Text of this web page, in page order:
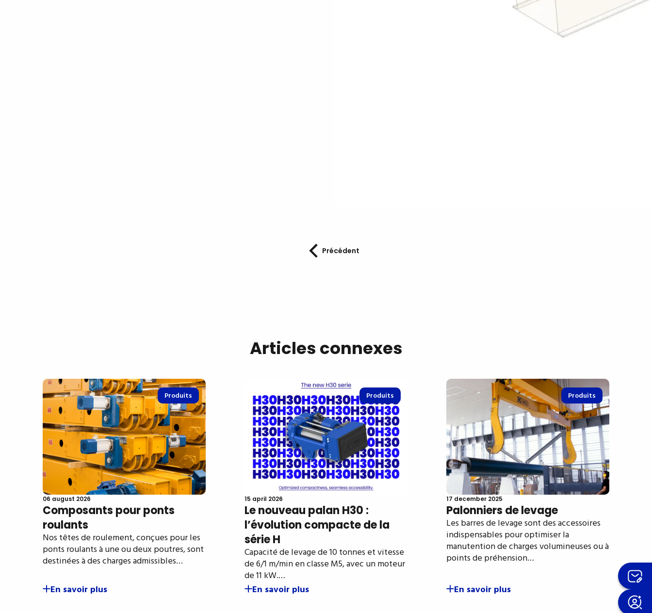
Précédent
Articles connexes
Produits
06 august 2026
Composants pour ponts
roulants
Nos têtes de roulement, conçues pour les
ponts roulants à une ou deux poutres, sont
destinées à des charges admissibles…
En savoir plus
Produits
15 april 2026
Le nouveau palan H30 :
l’évolution compacte de la
série H
Capacité de levage de 10 tonnes et vitesse
de 6/1 m/min en classe M5, avec un moteur
de 11 kW.…
En savoir plus
Produits
17 december 2025
Palonniers de levage
Les barres de levage sont des accessoires
indispensables pour optimiser la
manutention de charges volumineuses ou à
points de préhension…
En savoir plus